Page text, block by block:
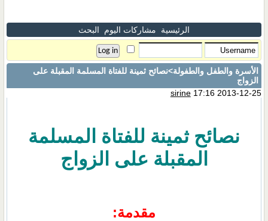
الرئيسية مشاركات اليوم البحث
الأسرة والطفل والطفولة>نصائح ثمينة للفتاة المسلمة المقبلة على
الزواج
sirine17:16 2013-12-25
نصائح ثمينة للفتاة المسلمة
المقبلة على الزواج
مقدمة: